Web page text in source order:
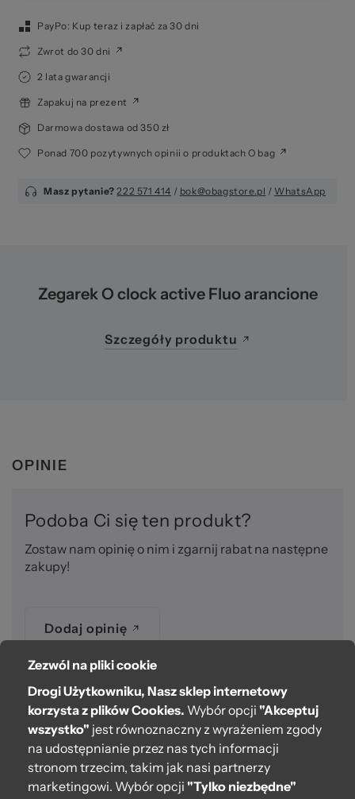
PayPo: Kup teraz i zapłać za 30 dni
Zwrot do 30 dni
2 lata gwarancji
Zapakuj na prezent
Darmowa dostawa od 350 zł
Ponad 700 pozytywnych opinii o produktach O bag
Masz pytanie? 222 571 414 / bok@obagstore.pl / WhatsApp
Zegarek O clock active Fluo arancione
Szczegóły produktu
OPINIE
Podoba Ci się ten produkt?
Zostaw nam opinię o nim i zgarnij rabat na następne
zakupy!
Dodaj opinię
O bag
Pomoc
Moje O bag
Zezwól na pliki cookie
Drogi Użytkowniku, Nasz sklep internetowy
korzysta z plików Cookies. Wybór opcji "Akceptuj
wszystko" jest równoznaczny z wyrażeniem zgody
na udostępnianie przez nas tych informacji
stronom trzecim, takim jak nasi partnerzy
marketingowi. Wybór opcji "Tylko niezbędne"